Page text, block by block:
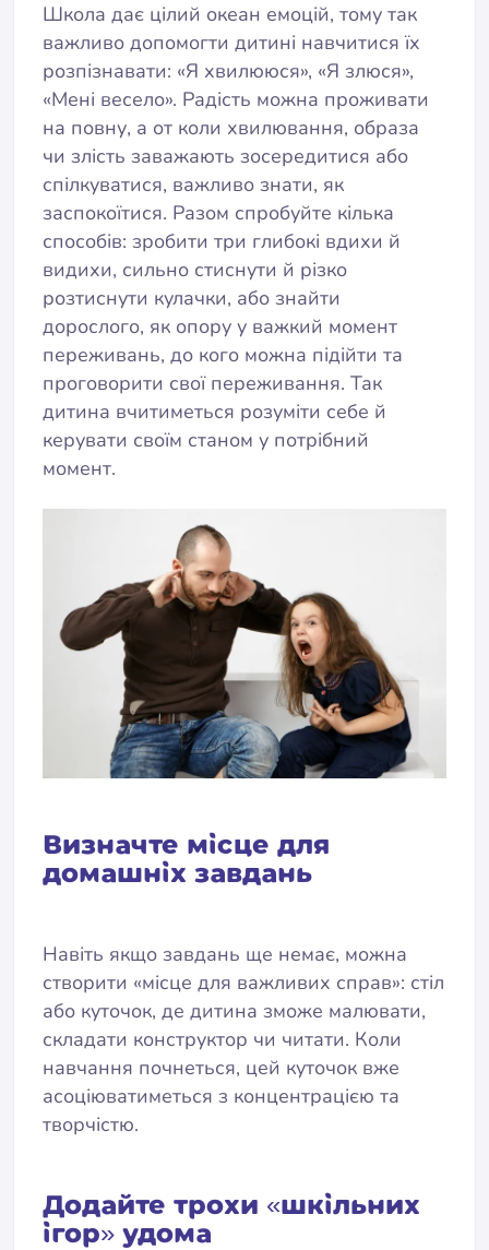
Школа дає цілий океан емоцій, тому так
важливо допомогти дитині навчитися їх
розпізнавати: «Я хвилююся», «Я злюся»,
«Мені весело». Радість можна проживати
на повну, а от коли хвилювання, образа
чи злість заважають зосередитися або
спілкуватися, важливо знати, як
заспокоїтися. Разом спробуйте кілька
способів: зробити три глибокі вдихи й
видихи, сильно стиснути й різко
розтиснути кулачки, або знайти
дорослого, як опору у важкий момент
переживань, до кого можна підійти та
проговорити свої переживання. Так
дитина вчитиметься розуміти себе й
керувати своїм станом у потрібний
момент.
Визначте місце для
домашніх завдань
Навіть якщо завдань ще немає, можна
створити «місце для важливих справ»: стіл
або куточок, де дитина зможе малювати,
складати конструктор чи читати. Коли
навчання почнеться, цей куточок вже
асоціюватиметься з концентрацією та
творчістю.
Додайте трохи «шкільних
ігор» удома